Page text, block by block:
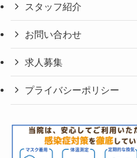
スタッフ紹介
お問い合わせ
求人募集
プライバシーポリシー